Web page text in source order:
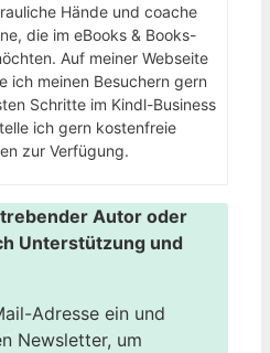
Hände und coache
die im eBooks & Books-
Auf meiner Webseite
ich meinen Besuchern gern
Schritte im Kindl-Business
ich gern kostenfreie
zur Verfügung.
Autor oder
Unterstützung und
Adresse ein und
Newsletter, um